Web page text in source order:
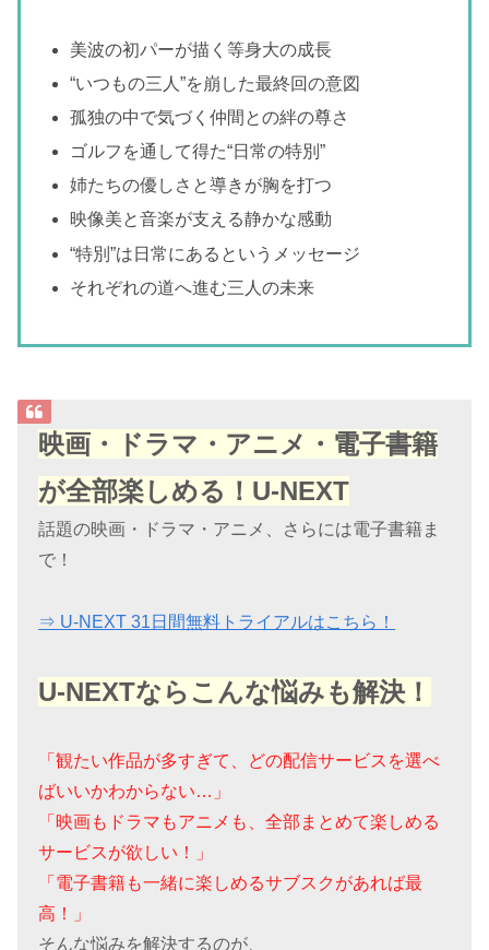
美波の初パーが描く等身大の成長
“いつもの三人”を崩した最終回の意図
孤独の中で気づく仲間との絆の尊さ
ゴルフを通して得た“日常の特別”
姉たちの優しさと導きが胸を打つ
映像美と音楽が支える静かな感動
“特別”は日常にあるというメッセージ
それぞれの道へ進む三人の未来
映画・ドラマ・アニメ・電子書籍
が全部楽しめる！U-NEXT
話題の映画・ドラマ・アニメ、さらには電子書籍ま
で！
⇒ U-NEXT 31日間無料トライアルはこちら！
U-NEXTならこんな悩みも解決！
「観たい作品が多すぎて、どの配信サービスを選べ
ばいいかわからない…」
「映画もドラマもアニメも、全部まとめて楽しめる
サービスが欲しい！」
「電子書籍も一緒に楽しめるサブスクがあれば最
高！」
そんな悩みを解決するのが、